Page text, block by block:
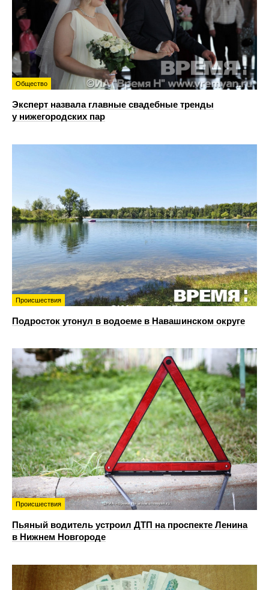
Общество
Эксперт назвала главные свадебные тренды
у нижегородских пар
Происшествия
Подросток утонул в водоеме в Навашинском округе
Происшествия
Пьяный водитель устроил ДТП на проспекте Ленина
в Нижнем Новгороде